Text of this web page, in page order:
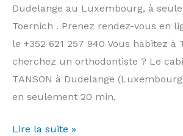
|
Arnould-
Tanson
Practice
Luxembourg
Dudelange au Luxembourg, à
Toernich . Prenez rendez-vous en
le +352 621 257 940 Vous habitez à
cherchez un orthodontiste ? Le
TANSON à Dudelange
en seulement 20 min.
Orthodontiste
Lire la suite »